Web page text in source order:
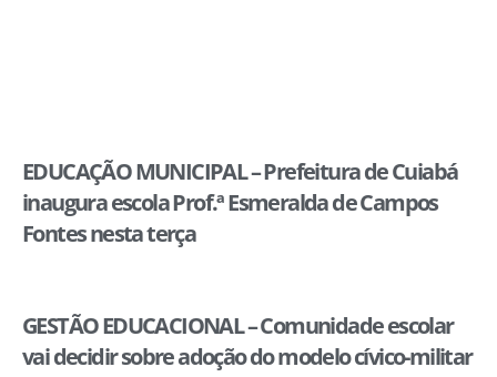
EDUCAÇÃO MUNICIPAL – Prefeitura de Cuiabá
inaugura escola Prof.ª Esmeralda de Campos
Fontes nesta terça
GESTÃO EDUCACIONAL – Comunidade escolar
vai decidir sobre adoção do modelo cívico-militar